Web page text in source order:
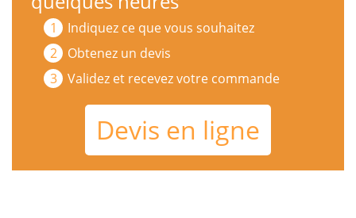
Indiquez ce que vous souhaitez
Obtenez un devis
Validez et recevez votre commande
Devis en ligne